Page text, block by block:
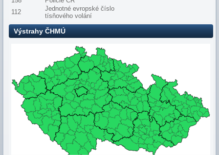
112
Jednotné evropské číslo
tísňového volání
Výstrahy ČHMÚ